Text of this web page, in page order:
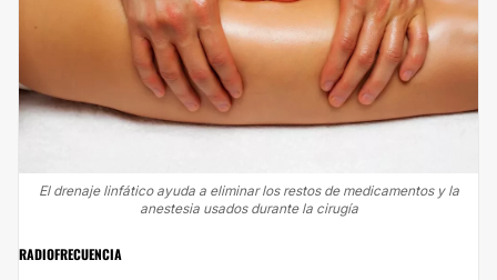
El drenaje linfático ayuda a eliminar los restos de medicamentos y la
anestesia usados durante la cirugía
RADIOFRECUENCIA